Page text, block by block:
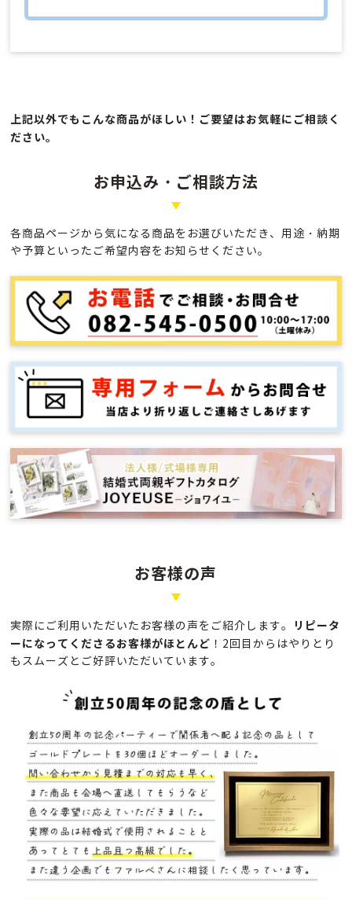
上記以外でもこんな商品がほしい！ご要望はお気軽にご相談く
ださい。
お申込み・ご相談方法
各商品ページから気になる商品をお選びいただき、用途・納期
や予算といったご希望内容をお知らせください。
お客様の声
実際にご利用いただいたお客様の声をご紹介します。
リピータ
ーになってくださるお客様がほとんど ！ 2回目からはやりとり
もスムーズとご好評いただいています。